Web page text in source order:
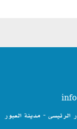
الرئيسى - مدينة العبور